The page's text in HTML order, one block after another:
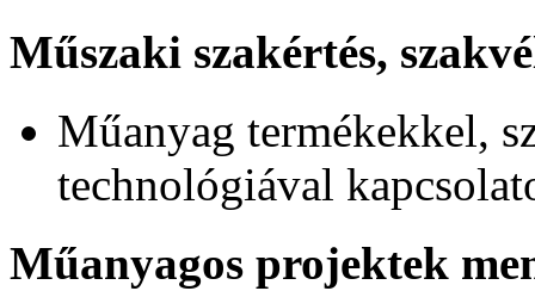
Műszaki szakértés,
Műanyag termékekkel,
technológiával
Műanyagos projektek